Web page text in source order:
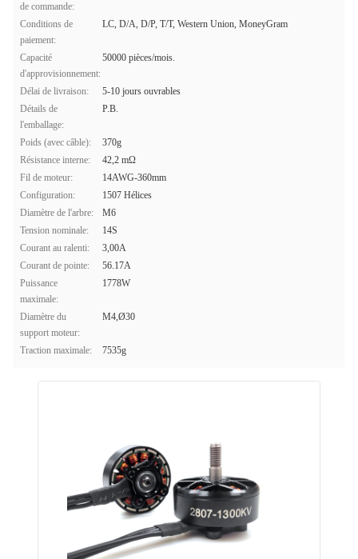
de commande:
Conditions de
paiement:
LC, D/A, D/P, T/T, Western Union, MoneyGram
Capacité
d'approvisionnement:
50000 pièces/mois.
Délai de livraison:
5-10 jours ouvrables
Détails de
l'emballage:
P.B.
Poids (avec câble):
370g
Résistance interne:
42,2 mΩ
Fil de moteur:
14AWG-360mm
Configuration:
1507 Hélices
Diamètre de l'arbre:
M6
Tension nominale:
14S
Courant au ralenti:
3,00A
Courant de pointe:
56.17A
Puissance
maximale:
1778W
Diamètre du
support moteur:
M4,Ø30
Traction maximale: 7535g